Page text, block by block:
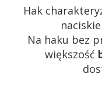
Hak
Na haku bez
większość